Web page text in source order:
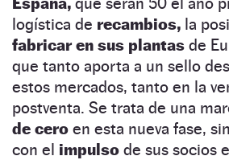
logística de recambios, la
fabricar en sus plantas de
que tanto aporta a un sello
estos mercados, tanto en la
postventa. Se trata de una
de cero en esta nueva fase,
con el impulso de sus socios